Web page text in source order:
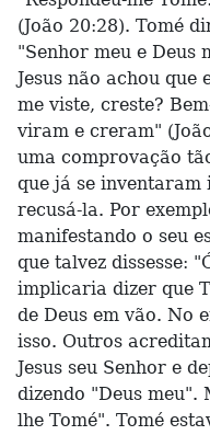
(João 20:28). Tomé
"Senhor meu e Deus
Jesus não achou que
me viste, creste?
viram e creram"
uma comprovação
que já se inventaram
recusá-la. Por
manifestando o seu
que talvez dissesse:
implicaria dizer que
de Deus em vão. No
isso. Outros
Jesus seu Senhor e
dizendo "Deus meu".
lhe Tomé". Tomé